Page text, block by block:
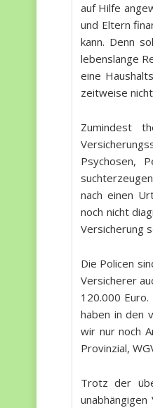
auf Hilfe
und Eltern
kann. Denn
lebenslange
eine
zeitweise
Zumindest
Psychosen,
nach einen
noch nicht
Versicherung
Die Policen
Versicherer
120.000
haben in den
wir nur noch
Provinzial,
Trotz der